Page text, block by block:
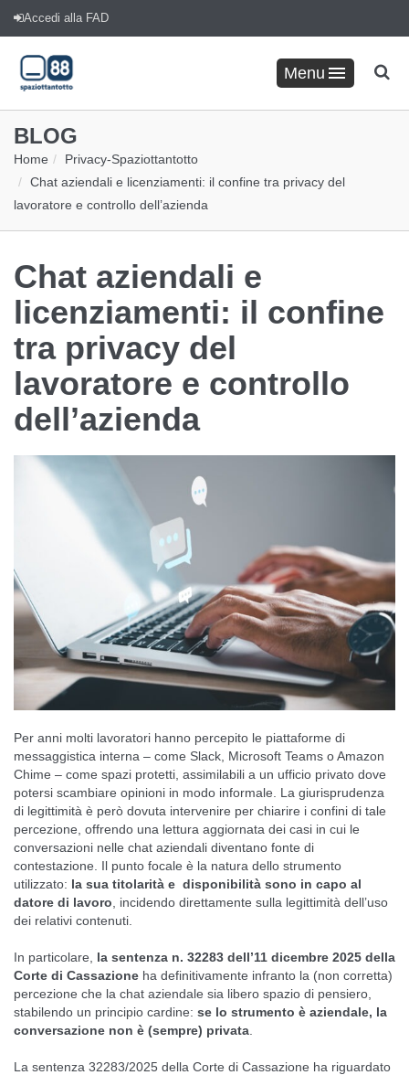
Accedi alla FAD
Menu
BLOG
Home Privacy-Spaziottantotto
Chat aziendali e licenziamenti: il confine tra privacy del
lavoratore e controllo dell’azienda
Chat aziendali e
licenziamenti: il confine
tra privacy del
lavoratore e controllo
dell’azienda
Per anni molti lavoratori hanno percepito le piattaforme di
messaggistica interna – come Slack, Microsoft Teams o Amazon
Chime – come spazi protetti, assimilabili a un ufficio privato dove
potersi scambiare opinioni in modo informale. La giurisprudenza
di legittimità è però dovuta intervenire per chiarire i confini di tale
percezione, offrendo una lettura aggiornata dei casi in cui le
conversazioni nelle chat aziendali diventano fonte di
contestazione. Il punto focale è la natura dello strumento
utilizzato: la sua titolarità e disponibilità sono in capo al
datore di lavoro , incidendo direttamente sulla legittimità dell’uso
dei relativi contenuti.
In particolare, la sentenza n. 32283 dell’11 dicembre 2025 della
Corte di Cassazione ha definitivamente infranto la (non corretta)
percezione che la chat aziendale sia libero spazio di pensiero,
stabilendo un principio cardine: se lo strumento è aziendale, la
conversazione non è (sempre) privata
La sentenza 32283/2025 della Corte di Cassazione ha riguardato